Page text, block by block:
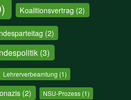
Koalitionsvertrag (2)
(2)
(3)
Lehrerverbeamtung (1)
(2) NSU-Prozess(1)